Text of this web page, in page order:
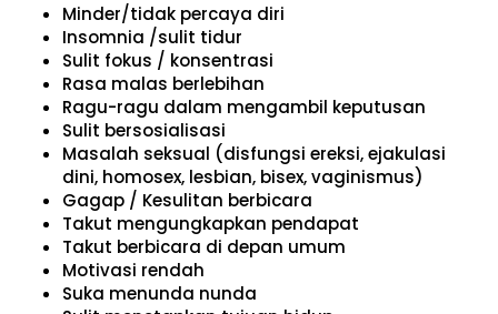
Minder/tidak percaya diri
Insomnia /sulit tidur
Sulit fokus / konsentrasi
Rasa malas berlebihan
Ragu-ragu dalam mengambil keputusan
Sulit bersosialisasi
Masalah seksual (disfungsi ereksi, ejakulasi
dini, homosex, lesbian, bisex, vaginismus)
Gagap / Kesulitan berbicara
Takut mengungkapkan pendapat
Takut berbicara di depan umum
Motivasi rendah
Suka menunda nunda